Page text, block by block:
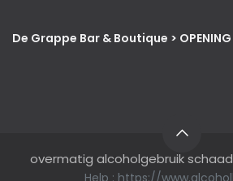
De Grappe Bar & Boutique > OPENING
overmatig alcoholgebruik
Help : https://